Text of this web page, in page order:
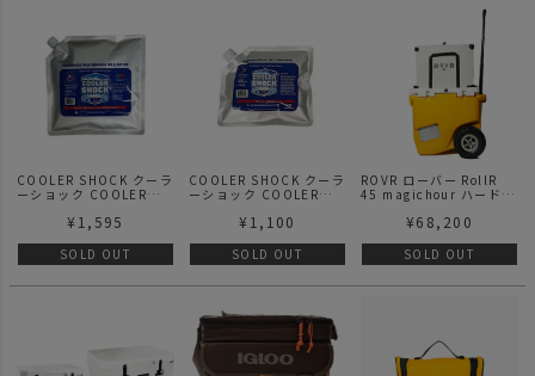
COOLER SHOCK クーラ
ーショック COOLER
¥ 1,595
SOLD OUT
COOLER SHOCK クーラ
ーショック COOLER
¥ 1,100
SOLD OUT
ROVR ローバー RollR
45 magichour ハードク
¥68,200
SOLD OUT